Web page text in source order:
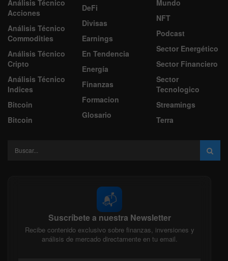
Análisis Técnico
Acciones
Análisis Técnico
Commodities
Análisis Técnico
Cripto
Análisis Técnico
Indices
Bitcoin
Bitcoin
DeFi
Divisas
Earnings
En Tendencia
Energía
Finanzas
Formacion
Glosario
Mundo
NFT
Podcast
Sector Energético
Sector Financiero
Sector
Tecnologico
Streamings
Terra
📬
Suscríbete a nuestra Newsletter
Recibe contenido exclusivo sobre finanzas, inversiones y
análisis de mercado directamente en tu email.